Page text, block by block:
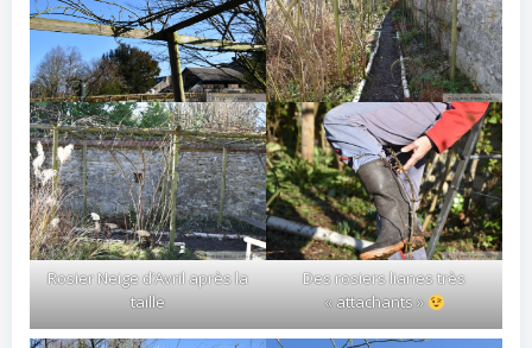
Rosier Neige d’Avril après la
taille
Des rosiers lianes très
« attachants »